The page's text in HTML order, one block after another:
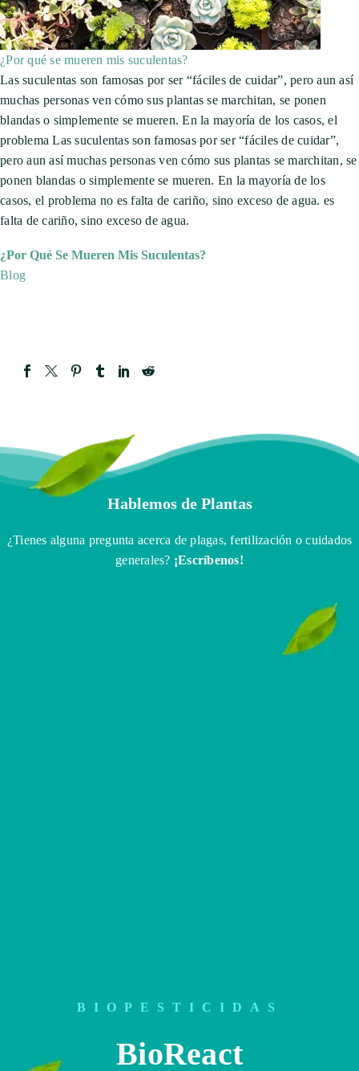
¿Por qué se mueren mis suculentas?
Las suculentas son famosas por ser “fáciles de cuidar”, pero aun así
muchas personas ven cómo sus plantas se marchitan, se ponen
blandas o simplemente se mueren. En la mayoría de los casos, el
problema Las suculentas son famosas por ser “fáciles de cuidar”,
pero aun así muchas personas ven cómo sus plantas se marchitan, se
ponen blandas o simplemente se mueren. En la mayoría de los
casos, el problema no es falta de cariño, sino exceso de agua. es
falta de cariño, sino exceso de agua.
¿Por Qué Se Mueren Mis Suculentas?
Blog
BIOPESTICIDAS
BioReact
Hablemos de Plantas
¿Tienes alguna pregunta acerca de plagas, fertilización o cuidados
generales? ¡Escríbenos!